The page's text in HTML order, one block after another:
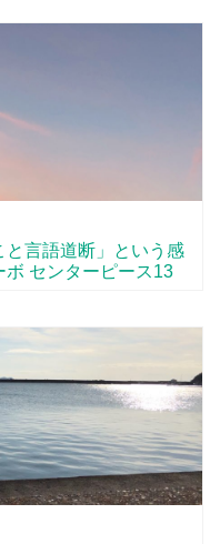
と言語道断」という感
センターピース13